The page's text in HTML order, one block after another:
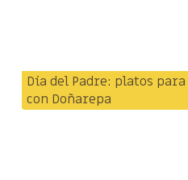
Día del Padre: platos
con Doñarepa